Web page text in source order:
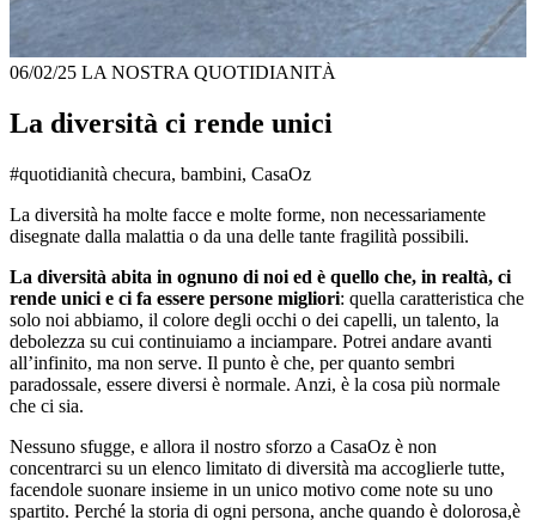
06/02/25 LA NOSTRA QUOTIDIANITÀ
La diversità ci rende unici
#quotidianità checura, bambini, CasaOz
La diversità ha molte facce e molte forme, non necessariamente
disegnate dalla malattia o da una delle tante fragilità possibili.
La diversità abita in ognuno di noi ed è quello che, in realtà, ci
rende unici e ci fa essere persone migliori: quella caratteristica che
solo noi abbiamo, il colore degli occhi o dei capelli, un talento, la
debolezza su cui continuiamo a inciampare. Potrei andare avanti
all’infinito, ma non serve. Il punto è che, per quanto sembri
paradossale, essere diversi è normale. Anzi, è la cosa più normale
che ci sia.
Nessuno sfugge, e allora il nostro sforzo a CasaOz è non
concentrarci su un elenco limitato di diversità ma accoglierle tutte,
facendole suonare insieme in un unico motivo come note su uno
spartito. Perché la storia di ogni persona, anche quando è dolorosa,è